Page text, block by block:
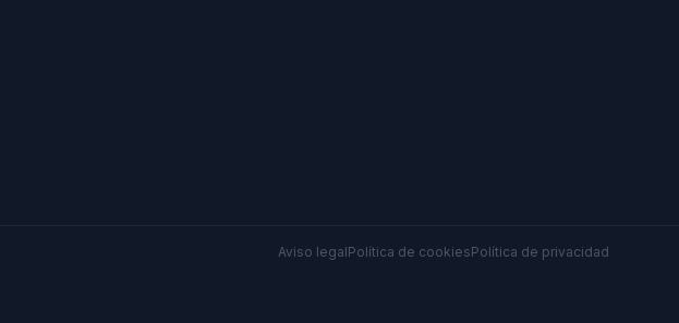
Aviso legalPolítica de cookiesPolítica de privacidad